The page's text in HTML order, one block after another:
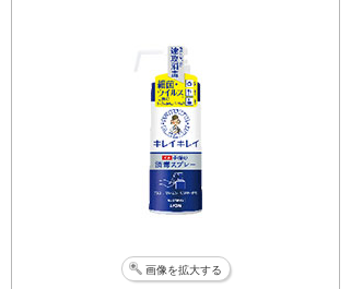
画像を拡大する